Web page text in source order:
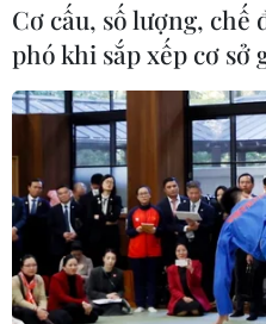
Cơ cấu, số lượng,
phó khi sắp xếp cơ sở